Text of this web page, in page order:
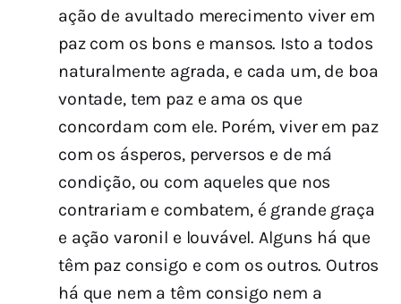
ação de avultado merecimento viver em
paz com os bons e mansos. Isto a todos
naturalmente agrada, e cada um, de boa
vontade, tem paz e ama os que
concordam com ele. Porém, viver em paz
com os ásperos, perversos e de má
condição, ou com aqueles que nos
contrariam e combatem, é grande graça
e ação varonil e louvável. Alguns há que
têm paz consigo e com os outros. Outros
há que nem a têm consigo nem a